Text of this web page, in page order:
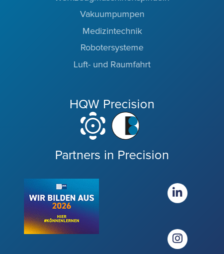
Vakuumpumpen
Medizintechnik
Robotersysteme
Luft- und Raumfahrt
HQW Precision
Partners in Precision